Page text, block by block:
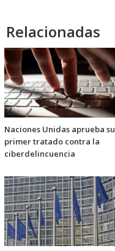
Relacionadas
Naciones Unidas aprueba su
primer tratado contra la
ciberdelincuencia